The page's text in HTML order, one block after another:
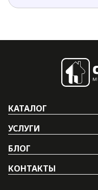
КАТАЛОГ
УСЛУГИ
БЛОГ
КОНТАКТЫ